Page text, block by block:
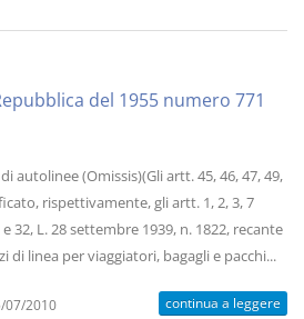
del 1955 numero 771
autolinee (Omissis)(Gli artt. 45, 46, 47, 49,
rispettivamente, gli artt. 1, 2, 3, 7
32, L. 28 settembre 1939, n. 1822, recante
di linea per viaggiatori, bagagli e pacchi...
07/2010 continua a leggere